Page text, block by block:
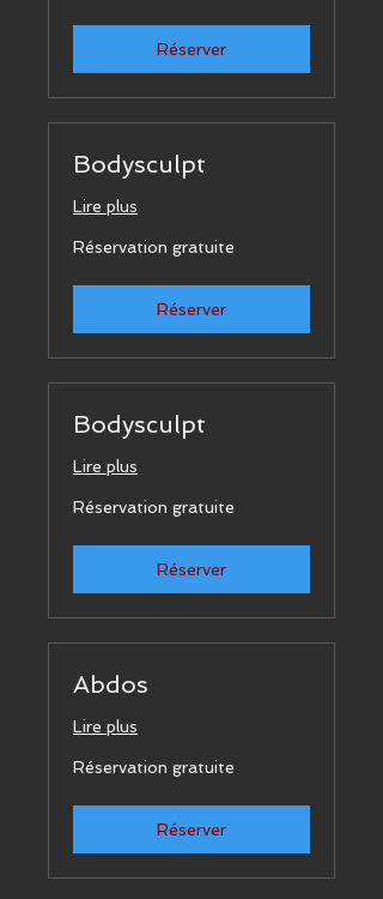
Réserver
Bodysculpt
Lire plus
Réservation
gratuite
Réservation gratuite
Réserver
Bodysculpt
Lire plus
Réservation
gratuite
Réservation gratuite
Réserver
Abdos
Lire plus
Réservation
gratuite
Réservation gratuite
Réserver